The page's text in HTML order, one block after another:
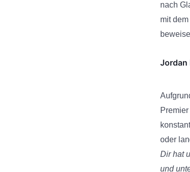
nach
mit
Jordan
oder
Dir hat
und